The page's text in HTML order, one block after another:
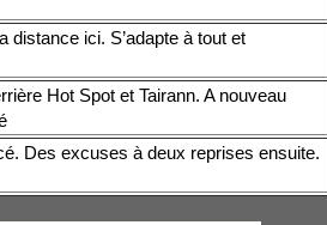
distance ici. S’adapte à tout et
Hot Spot et Tairann. A nouveau
Des excuses à deux reprises ensuite.